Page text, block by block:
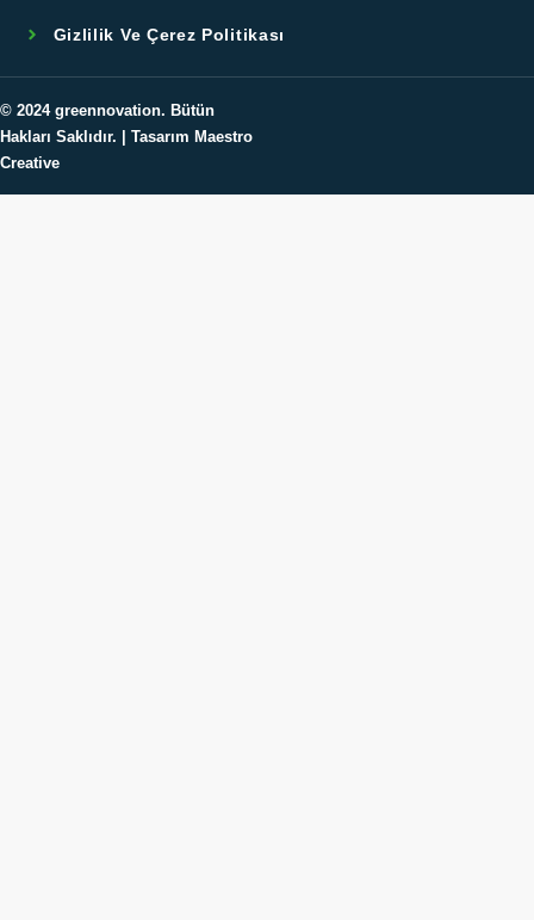
Gizlilik Ve Çerez Politikası
© 2024 greennovation. Bütün
Hakları Saklıdır. | Tasarım Maestro
Creative